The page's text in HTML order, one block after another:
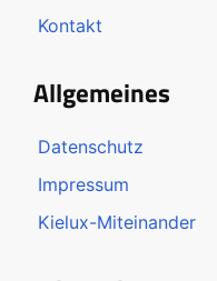
Kontakt
Allgemeines
Datenschutz
Impressum
Kielux-Miteinander